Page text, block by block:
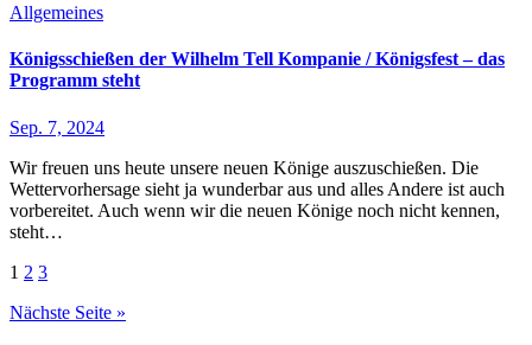
Allgemeines
Königsschießen der Wilhelm Tell Kompanie / Königsfest – das
Programm steht
Sep. 7, 2024
Wir freuen uns heute unsere neuen Könige auszuschießen. Die
Wettervorhersage sieht ja wunderbar aus und alles Andere ist auch
vorbereitet. Auch wenn wir die neuen Könige noch nicht kennen,
steht…
Seitennummerierung
der
1 2 3
Nächste Seite »